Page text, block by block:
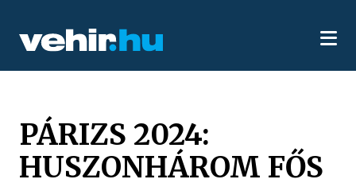
PÁRIZS 2024:
HUSZONHÁROM FŐS